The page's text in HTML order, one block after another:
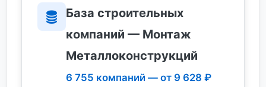
База строительных
компаний — Монтаж
Металлоконструкций
6 755 компаний — от 9 628 ₽